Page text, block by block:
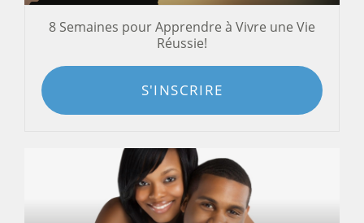
8 Semaines pour Apprendre à Vivre une Vie
Réussie!
S'INSCRIRE